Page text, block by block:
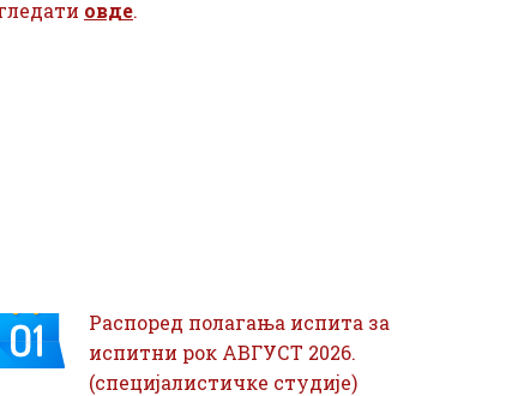
овде.
Распоред полагања испита за
испитни рок АВГУСТ 2026.
(специјалистичке студије)